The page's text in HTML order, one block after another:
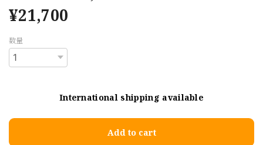
¥21,700
数量
International shipping available
Add to cart